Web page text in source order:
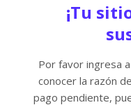
¡Tu
Por favor ingresa
conocer la razón
pago pendiente,